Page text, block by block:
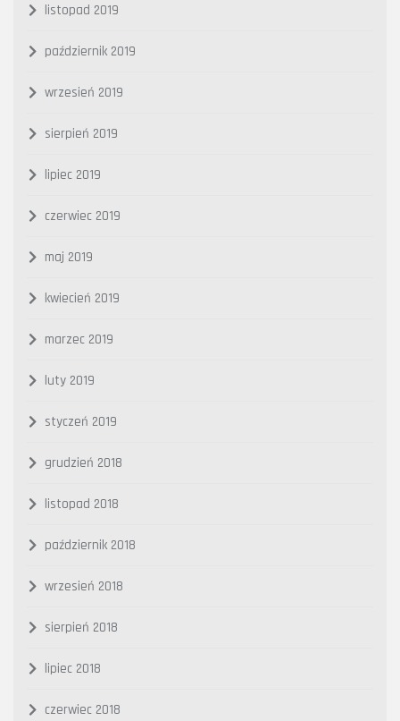
listopad 2019
październik 2019
wrzesień 2019
sierpień 2019
lipiec 2019
czerwiec 2019
maj 2019
kwiecień 2019
marzec 2019
luty 2019
styczeń 2019
grudzień 2018
listopad 2018
październik 2018
wrzesień 2018
sierpień 2018
lipiec 2018
czerwiec 2018